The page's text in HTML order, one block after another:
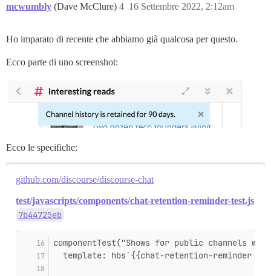
mcwumbly (Dave McClure) 16 Settembre 2022, 2:12am
4
Ho imparato di recente che abbiamo già qualcosa per questo.
Ecco parte di uno screenshot:
Ecco le specifiche:
github.com/discourse/discourse-chat
test/javascripts/components/chat-retention-reminder-test.js
7b44725eb
componentTest("Shows for public channels
template: hbs`{{chat-retention-reminder